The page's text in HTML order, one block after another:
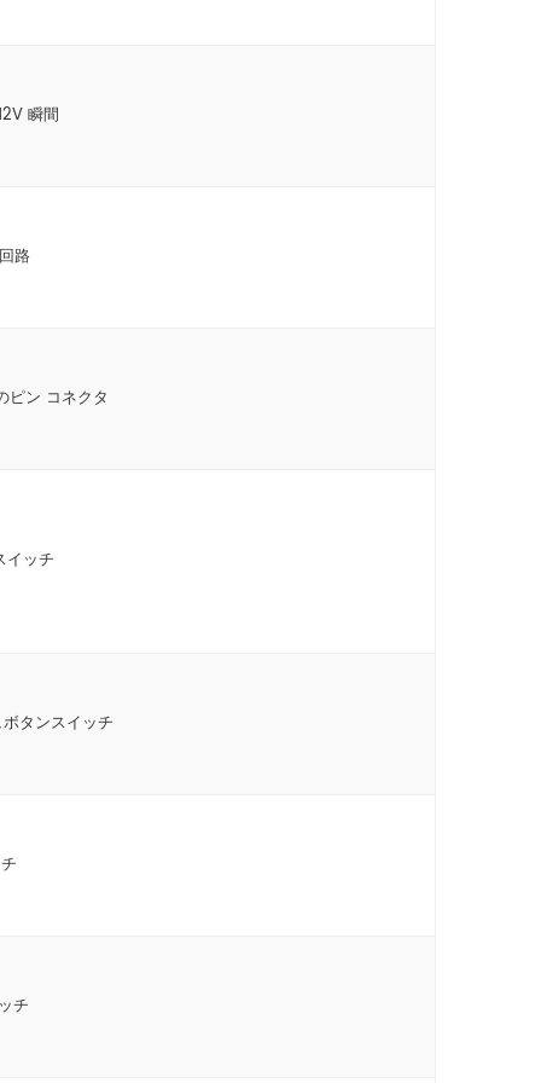
瞬間
路
ピン コネクタ
イッチ
タンスイッチ
チ